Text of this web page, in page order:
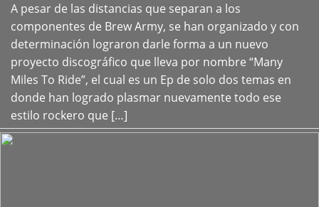
A pesar de las distancias que separan a los
componentes de Brew Army, se han organizado y con
determinación lograron darle forma a un nuevo
proyecto discográfico que lleva por nombre “Many
Miles To Ride”, el cual es un Ep de solo dos temas en
donde han logrado plasmar nuevamente todo ese
estilo rockero que […]
+